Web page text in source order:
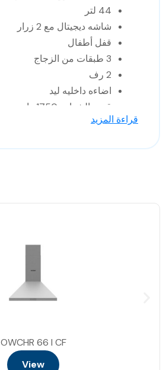
44 لتر
شاشه ديجيتال مع 2 زرار
قفل أطفال
3 طبقات من الزجاج
2 رف
اضاءه داخليه ليد
قدره الشوايه: 1750 وات
كونفيكشن: 1700 واتقراءة المزيد
OWCHR 66 I CF
View